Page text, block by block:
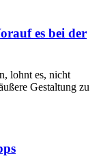
es bei der
lohnt es, nicht
Gestaltung zu